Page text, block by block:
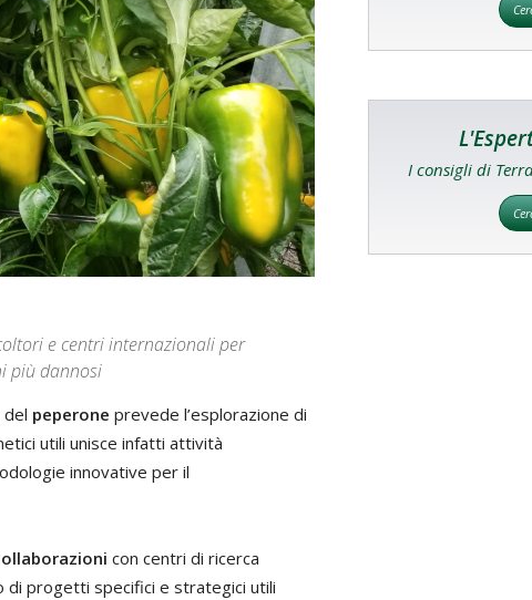
e centri internazionali per
più dannosi
peperone prevede l’esplorazione di
utili unisce infatti attività
innovative per il
con centri di ricerca
di progetti specifici e strategici utili
I consigli di